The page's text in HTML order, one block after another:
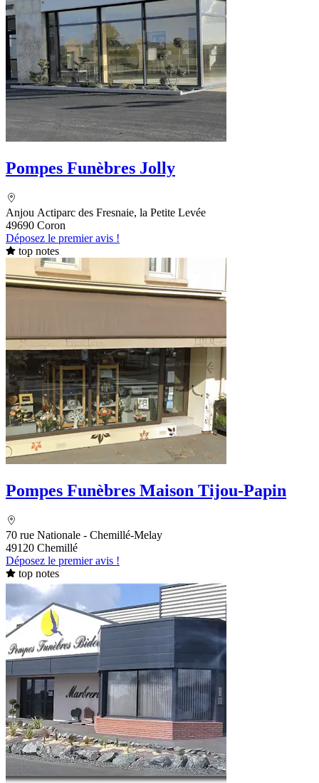
Pompes Funèbres Jolly
Anjou Actiparc des Fresnaie, la Petite Levée
49690 Coron
Déposez le premier avis !
top notes
Pompes Funèbres Maison Tijou-Papin
70 rue Nationale - Chemillé-Melay
49120 Chemillé
Déposez le premier avis !
top notes